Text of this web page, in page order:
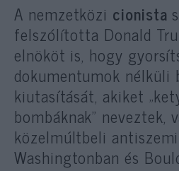
A nemzetközi cionista
felszólította Donald
elnököt is, hogy
dokumentumok nélküli
kiutasítását, akiket
bombáknak” neveztek,
közelmúltbeli
Washingtonban és